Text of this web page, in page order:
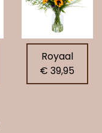
Royaal
€ 39,95